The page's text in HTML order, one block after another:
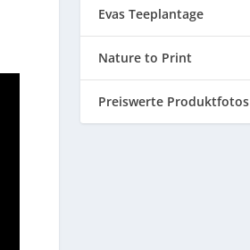
Evas Teeplantage
Nature to Print
Preiswerte Produktfotos